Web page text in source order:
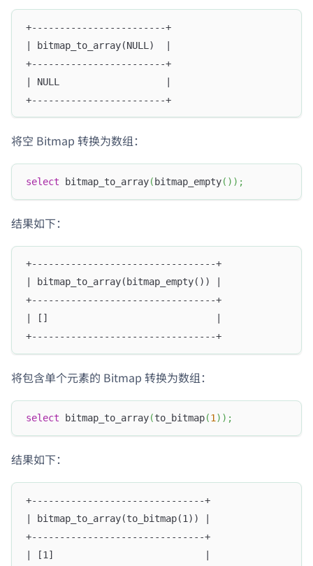
+------------------------+
| bitmap_to_array(NULL)  |
+------------------------+
| NULL                   |
+------------------------+
将空 Bitmap 转换为数组：
select bitmap_to_array( bitmap_empty( ) ) ;
结果如下：
+---------------------------------+
| bitmap_to_array(bitmap_empty()) |
+---------------------------------+
| []                              |
+---------------------------------+
将包含单个元素的 Bitmap 转换为数组：
select bitmap_to_array(to_bitmap(1) ) ;
结果如下：
+-------------------------------+
| bitmap_to_array(to_bitmap(1)) |
+-------------------------------+
| [1]                           |